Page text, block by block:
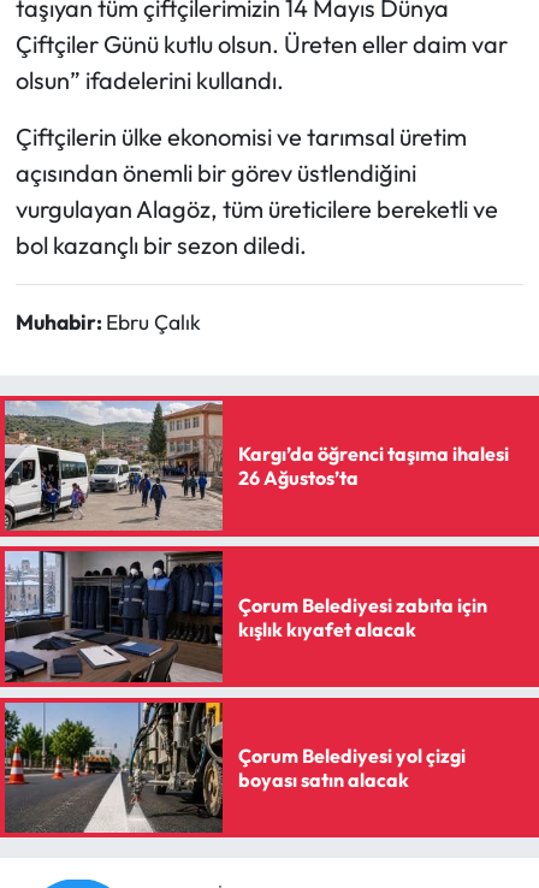
taşıyan tüm çiftçilerimizin 14 Mayıs Dünya
Çiftçiler Günü kutlu olsun. Üreten eller daim var
olsun” ifadelerini kullandı.
Çiftçilerin ülke ekonomisi ve tarımsal üretim
açısından önemli bir görev üstlendiğini
vurgulayan Alagöz, tüm üreticilere bereketli ve
bol kazançlı bir sezon diledi.
Muhabir: Ebru Çalık
Kargı’da öğrenci taşıma ihalesi
26 Ağustos’ta
Çorum Belediyesi zabıta için
kışlık kıyafet alacak
Çorum Belediyesi yol çizgi
boyası satın alacak
Ortaköy Haberleri
Otomotiv
Resmi İlan
Resmi Reklam
Siyaset
Spor
Sungurlu Haberleri
Turizm
Uğurludağ Haberleri
Yaşam
Yayla Haber
Yemek Tarifleri